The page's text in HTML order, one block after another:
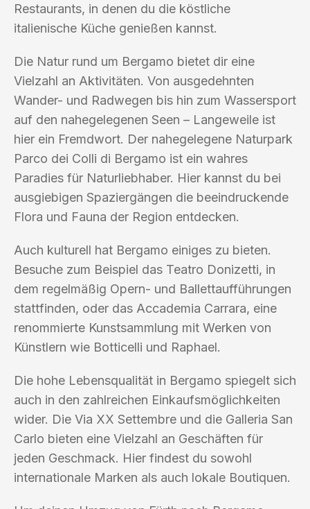
Restaurants, in denen du die köstliche
italienische Küche genießen kannst.
Die Natur rund um Bergamo bietet dir eine
Vielzahl an Aktivitäten. Von ausgedehnten
Wander- und Radwegen bis hin zum Wassersport
auf den nahegelegenen Seen – Langeweile ist
hier ein Fremdwort. Der nahegelegene Naturpark
Parco dei Colli di Bergamo ist ein wahres
Paradies für Naturliebhaber. Hier kannst du bei
ausgiebigen Spaziergängen die beeindruckende
Flora und Fauna der Region entdecken.
Auch kulturell hat Bergamo einiges zu bieten.
Besuche zum Beispiel das Teatro Donizetti, in
dem regelmäßig Opern- und Ballettaufführungen
stattfinden, oder das Accademia Carrara, eine
renommierte Kunstsammlung mit Werken von
Künstlern wie Botticelli und Raphael.
Die hohe Lebensqualität in Bergamo spiegelt sich
auch in den zahlreichen Einkaufsmöglichkeiten
wider. Die Via XX Settembre und die Galleria San
Carlo bieten eine Vielzahl an Geschäften für
jeden Geschmack. Hier findest du sowohl
internationale Marken als auch lokale Boutiquen.